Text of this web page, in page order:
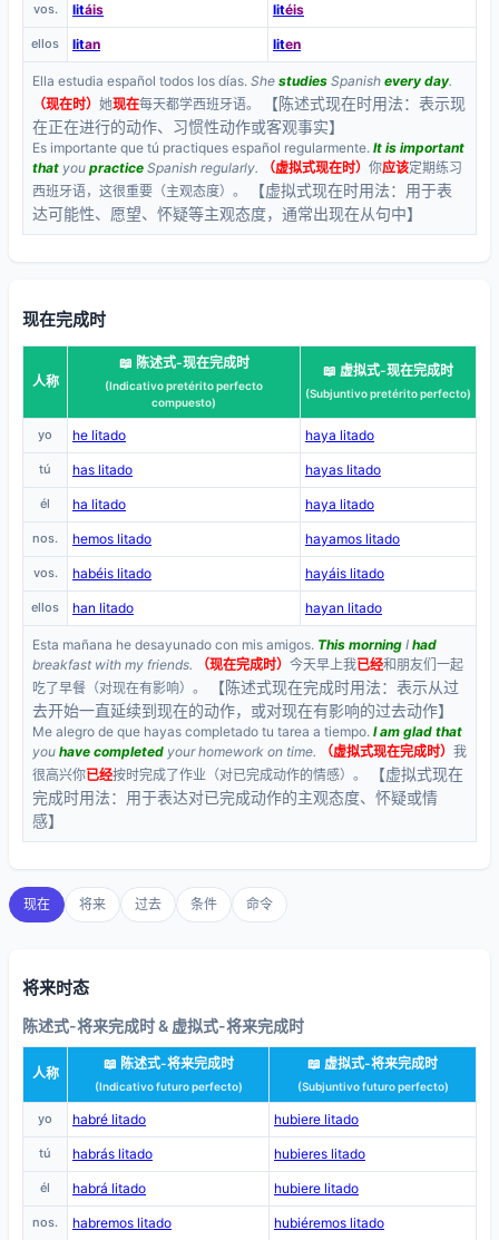
vos. litáis litéis
ellos litan liten
Ella estudia español todos los días. She studies Spanish every day.
（现在时） 她现在每天都学西班牙语。
【陈述式现在时用法：表示现
在正在进行的动作、习惯性动作或客观事实】
Es importante que tú practiques español regularmente. It is important
that you practice Spanish regularly. （虚拟式现在时） 你应该定期练习
西班牙语，这很重要（主观态度）。
【虚拟式现在时用法：用于表
达可能性、愿望、怀疑等主观态度，通常出现在从句中】
现在完成时
人称
📖 陈述式-现在完成时
(Indicativo pretérito perfecto
compuesto)
📖 虚拟式-现在完成时
(Subjuntivo pretérito perfecto)
yo he litado haya litado
tú has litado hayas litado
él ha litado haya litado
nos. hemos litado hayamos litado
vos. habéis litado hayáis litado
ellos han litado hayan litado
Esta mañana he desayunado con mis amigos. This morning I had
breakfast with my friends.
（现在完成时） 今天早上我已经和朋友们一起
吃了早餐（对现在有影响）。
【陈述式现在完成时用法：表示从过
去开始一直延续到现在的动作，或对现在有影响的过去动作】
Me alegro de que hayas completado tu tarea a tiempo. I am glad that
you have completed your homework on time. （虚拟式现在完成时） 我
很高兴你已经按时完成了作业（对已完成动作的情感）。
【虚拟式现在
完成时用法：用于表达对已完成动作的主观态度、怀疑或情
感】
现在 将来 过去 条件 命令
将来时态
陈述式-将来完成时 & 虚拟式-将来完成时
人称
📖 陈述式-将来完成时
(Indicativo futuro perfecto)
📖 虚拟式-将来完成时
(Subjuntivo futuro perfecto)
yo habré litado hubiere litado
tú habrás litado hubieres litado
él habrá litado hubiere litado
nos. habremos litado hubiéremos litado